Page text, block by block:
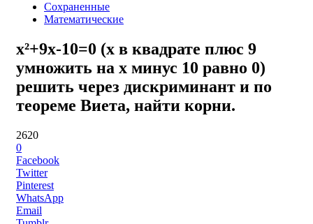
Сохраненные
Математические
x²+9x-10=0 (x в квадрате плюс 9
умножить на x минус 10 равно 0)
решить через дискриминант и по
теореме Виета, найти корни.
2620
0
Facebook
Twitter
Pinterest
WhatsApp
Email